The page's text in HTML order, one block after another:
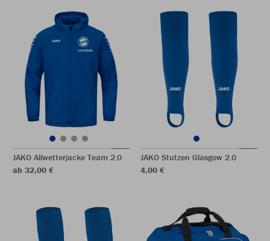
JAKO Allwetterjacke Team 2.0
ab 32,00 €
JAKO Stutzen Glasgow 2.0
4,00 €